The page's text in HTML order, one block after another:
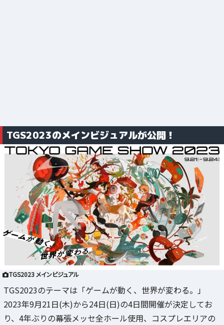
TGS2023のメインビジュアルが公開！
TGS2023 メインビジュアル
TGS2023のテーマは「ゲームが動く、世界が変わる。」
2023年9月21日(木)から24日(日)の4日間開催が決定してお
り、4年ぶりの幕張メッセ全ホール使用、コスプレエリアの